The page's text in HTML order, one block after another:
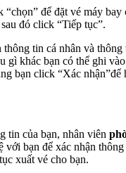
“chọn” để đặt vé máy bay
đó click “Tiếp tục”.
tin cá nhân và thông
gì khác bạn có thể ghi
bạn click “Xác nhận”để
tin của bạn, nhân viên
với bạn để xác nhận
xuất vé cho bạn.